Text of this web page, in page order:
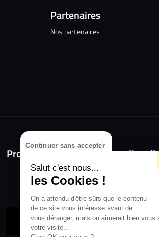
Continuer sans accepter
Salut c'est nous...
les Cookies !
On a attendu d'être sûrs que le contenu
de ce site vous intéresse avant de
vous déranger, mais on aimerait bien vous
votre visite...
Partenaires
Nos partenaires
Prolongez l'expérience avec
Disponible sur l'App Store et